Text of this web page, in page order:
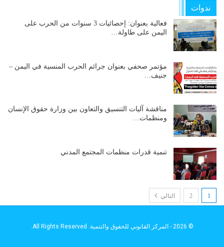
ندوات
فعالية بعنوان: إحصائيات 3 سنوات من الحرب على
اليمن على طاولة…
مؤتمر صحفي بعنوان جرائم الحرب المنسية في اليمن –
جنيف…
مناقشة آليات التنسيق والتعاون بين وزارة حقوق الإنسان
ومنظمات…
تنمية قدرات منظمات المجتمع المدني
1
2 التالي
© 2026 - المركز القانوني للحقوق والتنمية. All Rights Reserved.